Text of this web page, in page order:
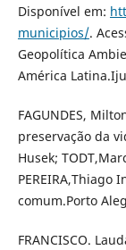
Disponível em:
municipios/.
Geopolítica
América
FAGUNDES,
preservação da
Husek;
PEREIRA,Thiago
comum.Porto
FRANCISCO.